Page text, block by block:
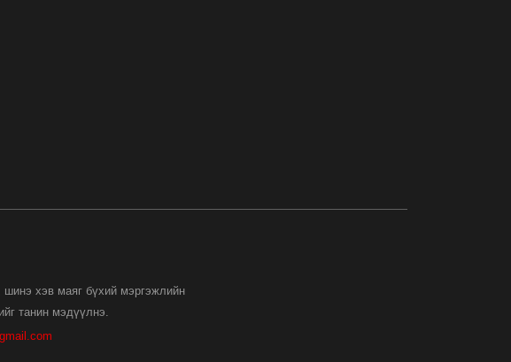
хэв маяг бүхий мэргэжлийн
танин мэдүүлнэ.